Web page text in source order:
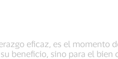
eficaz, es el momento
beneficio, sino para el bien